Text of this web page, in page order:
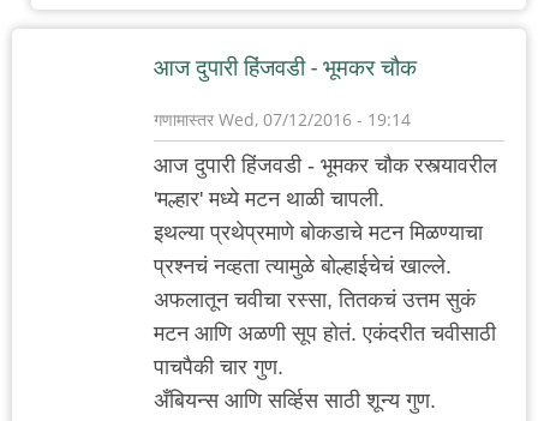
by
आज दुपारी हिंजवडी - भूमकर चौक
गणामास्तर Wed, 07/12/2016 - 19:14
आज दुपारी हिंजवडी - भूमकर चौक रस्त्यावरील
'मल्हार' मध्ये मटन थाळी चापली.
इथल्या प्रथेप्रमाणे बोकडाचे मटन मिळण्याचा
प्रश्नचं नव्हता त्यामुळे बोल्हाईचेचं खाल्ले.
अफलातून चवीचा रस्सा, तितकचं उत्तम सुकं
मटन आणि अळणी सूप होतं. एकंदरीत चवीसाठी
पाचपैकी चार गुण.
अँबियन्स आणि सर्व्हिस साठी शून्य गुण.